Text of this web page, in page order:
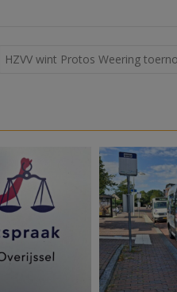
HZVV wint Protos Weering